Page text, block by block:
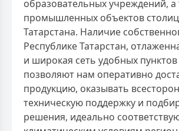
образовательных учреждений, а
промышленных объектов
Татарстана. Наличие
Республике Татарстан,
и широкая сеть удобных
позволяют нам оперативно
продукцию, оказывать
техническую поддержку и
решения, идеально